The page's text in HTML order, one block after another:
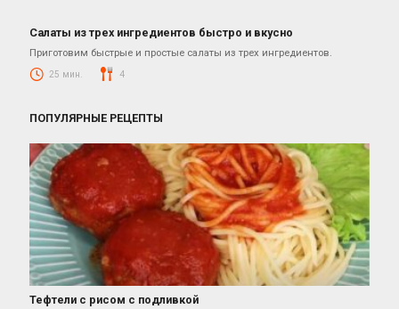
Салаты
Салаты из трех ингредиентов быстро и вкусно
Приготовим быстрые и простые салаты из трех ингредиентов.
25 мин. 4
ПОПУЛЯРНЫЕ РЕЦЕПТЫ
Тефтели с рисом с подливкой